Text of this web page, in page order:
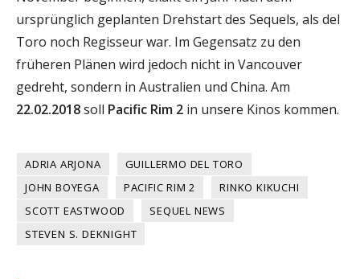
ursprünglich geplanten Drehstart des Sequels, als del
Toro noch Regisseur war. Im Gegensatz zu den
früheren Plänen wird jedoch nicht in Vancouver
gedreht, sondern in Australien und China. Am
22.02.2018soll Pacific Rim 2 in unsere Kinos kommen.
ADRIA ARJONA
GUILLERMO DEL TORO
JOHN BOYEGA
PACIFIC RIM 2
RINKO KIKUCHI
SCOTT EASTWOOD
SEQUEL NEWS
STEVEN S. DEKNIGHT